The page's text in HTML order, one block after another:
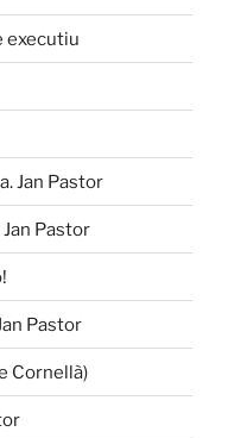
executiu
Jan Pastor
Pastor
Pastor
Cornellà)